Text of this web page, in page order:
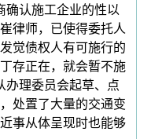
确认施工企业的性以
律师，已使得委托人
觉债权人有可施行的
存正在，就会暂不施
办理委员会起草、点
处置了大量的交通变
事从体呈现时也能够